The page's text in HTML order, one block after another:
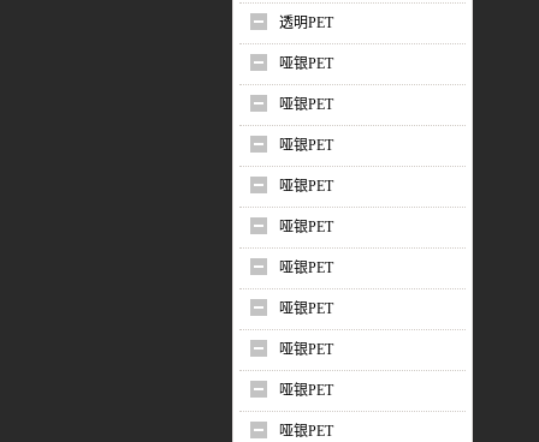
透明PET
哑银PET
哑银PET
哑银PET
哑银PET
哑银PET
哑银PET
哑银PET
哑银PET
哑银PET
哑银PET